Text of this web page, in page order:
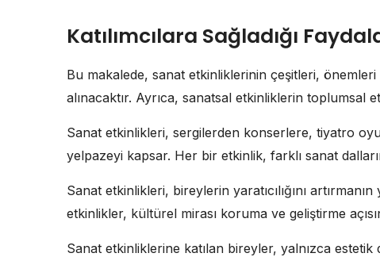
Katılımcılara Sağladığı
Bu makalede, sanat etkinliklerinin çeşitleri, önemleri
alınacaktır. Ayrıca, sanatsal etkinliklerin toplumsal
Sanat etkinlikleri, sergilerden konserlere, tiyatro
yelpazeyi kapsar. Her bir etkinlik, farklı sanat
Sanat etkinlikleri, bireylerin yaratıcılığını
etkinlikler, kültürel mirası koruma ve geliştirme
Sanat etkinliklerine katılan bireyler, yalnızca estetik